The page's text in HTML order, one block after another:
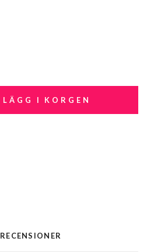
LÄGG I KORGEN
RECENSIONER